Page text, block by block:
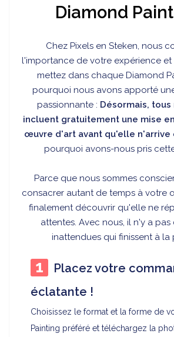
Diamond
ChezPixels en Steken, nous
l'importance de votre expérience
mettez dans chaque Diamond
pourquoi nous avons apporté
passionnante : Désormais,
incluent gratuitement une mise
œuvre d'art avant qu'elle n'arrive
pourquoi avons-nous pris
Parce que nous sommes
consacrer autant de temps à votre
finalement découvrir qu'elle ne
attentes. Avec nous, il n'y a pas
inattendues qui finissent à la
Placez votre
éclatante !
Choisissez le format et la forme de
Painting préféré et téléchargez la